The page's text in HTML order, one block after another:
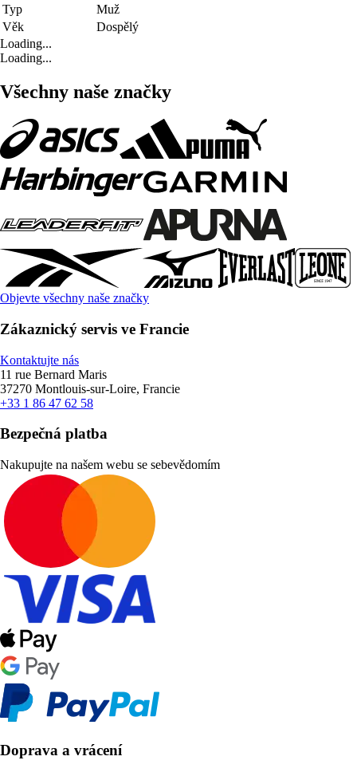
Typ
Muž
Věk
Dospělý
Loading...
Loading...
Všechny naše značky
Objevte všechny naše značky
Zákaznický servis ve Francie
Kontaktujte nás
11 rue Bernard Maris
37270 Montlouis-sur-Loire, Francie
+33 1 86 47 62 58
Bezpečná platba
Nakupujte na našem webu se sebevědomím
Doprava a vrácení